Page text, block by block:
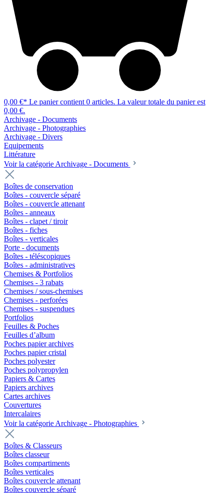
0,00 €* Le panier contient 0 articles. La valeur totale du panier est
0,00 €.
Archivage - Documents
Archivage - Photographies
Archivage - Divers
Equipements
Littérature
Voir la catégorie Archivage - Documents
Boîtes de conservation
Boîtes - couvercle séparé
Boîtes - couvercle attenant
Boîtes - anneaux
Boîtes - clapet / tiroir
Boîtes - fiches
Boîtes - verticales
Porte - documents
Boîtes - téléscopiques
Boîtes - administratives
Chemises & Portfolios
Chemises - 3 rabats
Chemises / sous-chemises
Chemises - perforées
Chemises - suspendues
Portfolios
Feuilles & Poches
Feuilles d’album
Poches papier archives
Poches papier cristal
Poches polyester
Poches polypropylen
Papiers & Cartes
Papiers archives
Cartes archives
Couvertures
Intercalaires
Voir la catégorie Archivage - Photographies
Boîtes & Classeurs
Boîtes classeur
Boîtes compartiments
Boîtes verticales
Boîtes couvercle attenant
Boîtes couvercle séparé